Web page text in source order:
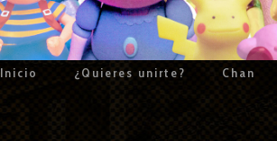
Inicio ¿Quieres unirte? Chan